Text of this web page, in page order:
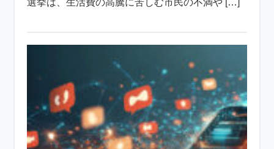
選挙は、生活費の高騰に苦しむ市民の不満や […]